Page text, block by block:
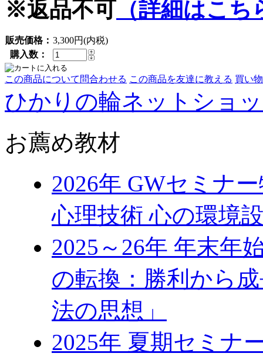
※返品不可 （詳細はこち
販売価格： 3,300円(内税)
購入数：
この商品について問合わせる この商品を友達に教える 買い
ひかりの輪ネットショ
お薦め教材
2026年 GWセミナ
心理技術 心の環境
2025～26年 年末
の転換：勝利から
法の思想」
2025年 夏期セミナ